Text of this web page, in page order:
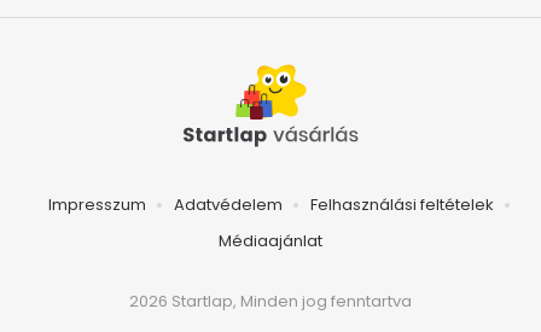
Impresszum Adatvédelem
Felhasználási feltételek
Médiaajánlat
2026 Startlap, Minden jog fenntartva